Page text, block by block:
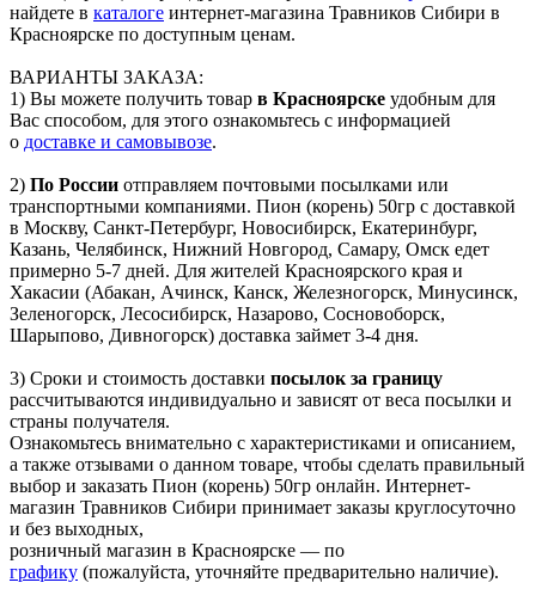
найдете в каталоге интернет-магазина Травников Сибири в
Красноярске по доступным ценам.
ВАРИАНТЫ ЗАКАЗА:
1) Вы можете получить товар в Красноярске удобным для
Вас способом, для этого ознакомьтесь с информацией
о доставке и самовывозе.
2) По России отправляем почтовыми посылками или
транспортными компаниями. Пион (корень) 50гр с доставкой
в Москву, Санкт-Петербург, Новосибирск, Екатеринбург,
Казань, Челябинск, Нижний Новгород, Самару, Омск едет
примерно 5-7 дней. Для жителей Красноярского края и
Хакасии (Абакан, Ачинск, Канск, Железногорск, Минусинск,
Зеленогорск, Лесосибирск, Назарово, Сосновоборск,
Шарыпово, Дивногорск) доставка займет 3-4 дня.
3) Сроки и стоимость доставки посылок за границу
рассчитываются индивидуально и зависят от веса посылки и
страны получателя.
Ознакомьтесь внимательно с характеристиками и описанием,
а также отзывами о данном товаре, чтобы сделать правильный
выбор и заказать Пион (корень) 50гр онлайн. Интернет-
магазин Травников Сибири принимает заказы круглосуточно
и без выходных,
розничный магазин в Красноярске — по
графику (пожалуйста, уточняйте предварительно наличие).